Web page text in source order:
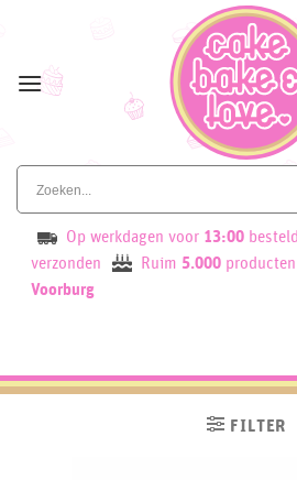
content
Op werkdagen voor 13:00
verzonden
Ruim 5.000 producten
Voorburg
FILTER